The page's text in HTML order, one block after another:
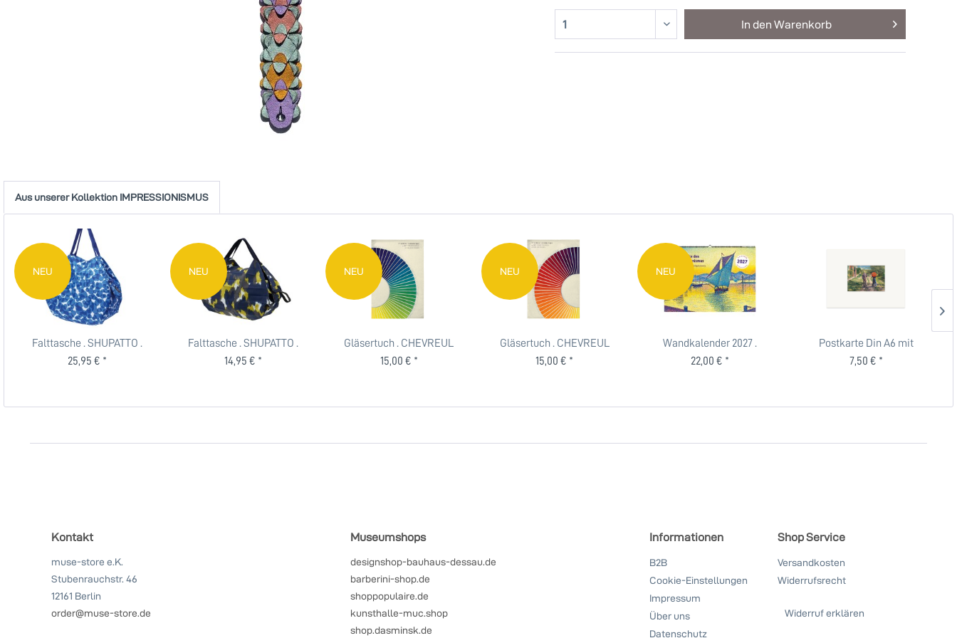
In den Warenkorb
Aus unserer Kollektion IMPRESSIONISMUS
NEU
Falttasche . SHUPATTO .
OCEAN . M
25,95 € *
NEU
Falttasche . SHUPATTO .
SHADE OF TREES . S
14,95 € *
NEU
Gläsertuch . CHEVREUL
FARBSYSTEM . Grün
15,00 € *
NEU
Gläsertuch . CHEVREUL
FARBSYSTEM . Orange
15,00 € *
NEU
Wandkalender 2027 .
MEISTERWERKE DES...
22,00 € *
Postkarte Din A6 mit
Passepartout . PAAR BEIM...
7,50 € *
Kontakt
muse-store e.K.
Stubenrauchstr. 46
12161 Berlin
order@muse-store.de
Museumshops
designshop-bauhaus-dessau.de
barberini-shop.de
shoppopulaire.de
kunsthalle-muc.shop
shop.dasminsk.de
Informationen
B2B
Cookie-Einstellungen
Impressum
Über uns
Datenschutz
Shop Service
Versandkosten
Widerrufsrecht
Widerruf erklären